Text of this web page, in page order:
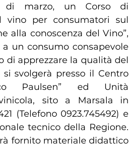
di marzo, un Corso di
vino per consumatori sul
alla conoscenza del Vino”,
un consumo consapevole
di apprezzare la qualità del
si svolgerà presso il Centro
Paulsen” ed Unità
sito a Marsala in
(Telefono 0923.745492) e
tecnico della Regione.
fornito materiale didattico